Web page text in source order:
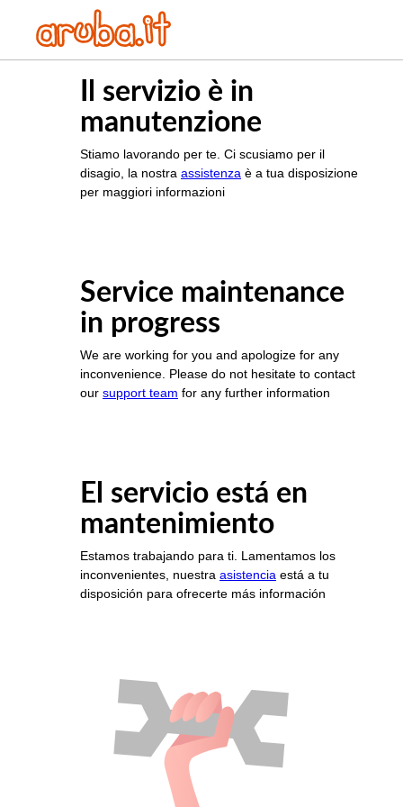
Il servizio è in
manutenzione
Stiamo lavorando per te. Ci scusiamo per il
disagio, la nostra assistenza è a tua disposizione
per maggiori informazioni
Service maintenance
in progress
We are working for you and apologize for any
inconvenience. Please do not hesitate to contact
our support team for any further information
El servicio está en
mantenimiento
Estamos trabajando para ti. Lamentamos los
inconvenientes, nuestra asistencia está a tu
disposición para ofrecerte más información